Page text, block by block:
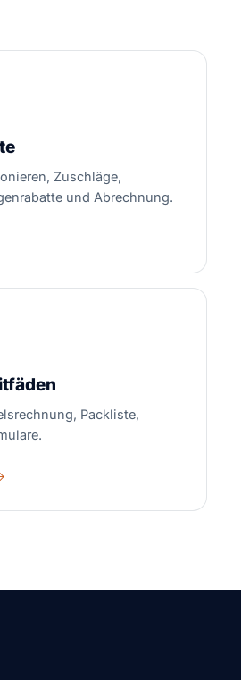
Zuschläge,
und Abrechnung.
Packliste,